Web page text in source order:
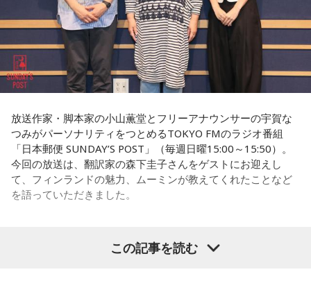
毎年、新たに銃撃を知った人たちが一度は手を合わせたいと
訪ねて下さるのだそうです。
去年の慰霊の集いに参列された、列車の車掌として乗務して
と思います。
「祖母は亡くなるまでずっと、『あの時、列車を発車させな
ければよかった……』そう言っていました」
一番すごいんじゃないかな」と名前が挙がり、その後、ゆと
りくんのYouTubeチャンネルにOKAMOTO’Sのレイジさんが
出演していた回を見て「すごく話しやすそうな人だなと思っ
た」と興味を持ったそうです。
一方のゆとりくんも、きゃりーについて「物心ついたときか
月違いという共通点に加え、10代向けカルチャー・ファッシ
ョン誌「HR」の同じ号に掲載されていたことも判明し、2人
は当時を懐かしく振り返ります。ゆとりくんは「僕はスナッ
プの1人みたいな感じでしたけど、きゃりーさんは表紙。ずっ
とスターでした」と語り、「同じ雑誌に出ていたってことで
すね」ときゃりーも笑顔を見せました。
在約30のブランドを展開し、全国に約60店舗を構えているこ
とを紹介。ストリートブランドだけでなく、パジャマやレデ
放送作家・脚本家の小山薫堂とフリーアナウンサーの宇賀な
つみがパーソナリティをつとめるTOKYO FMのラジオ番組
「日本郵便 SUNDAY’S POST」（毎週日曜15:00～15:50）。
今回の放送は、翻訳家の森下圭子さんをゲストにお迎えし
て、フィンランドの魅力、ムーミンが教えてくれたことなど
を語っていただきました。
（左から）パーソナリティの小山薫堂、森下圭子さん、宇賀
この記事を読む